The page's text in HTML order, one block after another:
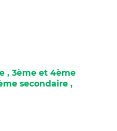
, 3ème et 4ème
secondaire ,